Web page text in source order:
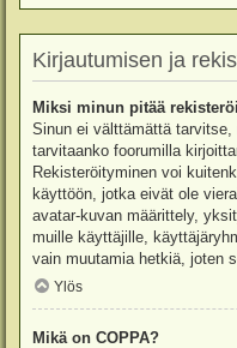
Kirjautumisen ja
Miksi minun pitää
Sinun ei välttämättä tarvitse,
tarvitaanko foorumilla
Rekisteröityminen voi
käyttöön, jotka eivät ole
avatar-kuvan määrittely,
muille käyttäjille,
vain muutamia hetkiä, joten
Ylös
Mikä on COPPA?